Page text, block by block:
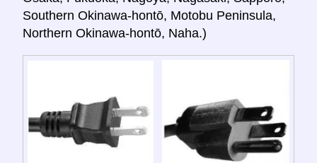
Southern Okinawa-hontō, Motobu Peninsula,
Northern Okinawa-hontō, Naha.)